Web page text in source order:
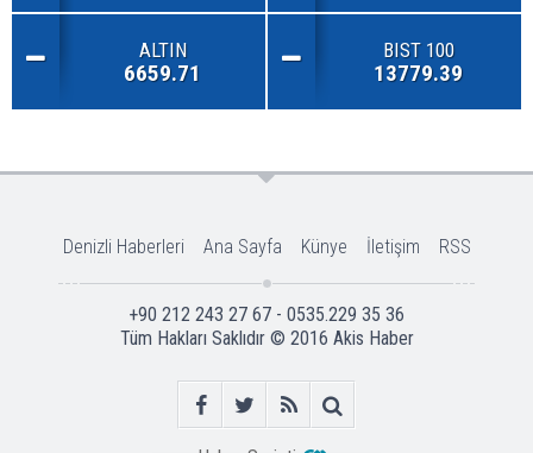
ALTIN
6659.71
BIST 100
13779.39
Denizli Haberleri Ana Sayfa Künye İletişim RSS
+90 212 243 27 67 - 0535.229 35 36
Tüm Hakları Saklıdır © 2016 Akis Haber